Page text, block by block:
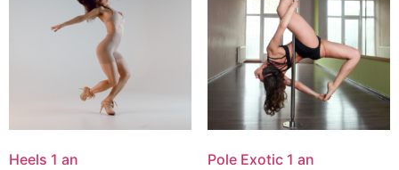
Heels 1 an Pole Exotic 1 an